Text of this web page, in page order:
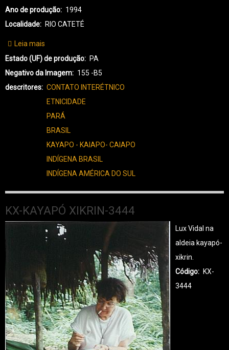
Ano de produção
1994
Localidade
RIO CATETÉ
Leia mais
KX-
KAYAPÓ
XIKRIN-
3445
Estado (UF) de produção
PA
Negativo da Imagem
155 -B5
descritores
CONTATO INTERÉTNICO
ETNICIDADE
PARÁ
BRASIL
KAYAPO - KAIAPO- CAIAPO
INDÍGENA BRASIL
INDÍGENA AMÉRICA DO SUL
KX-KAYAPÓ XIKRIN-3444
Lux Vidal na
aldeia kayapó-
xikrin.
Código
KX-
3444